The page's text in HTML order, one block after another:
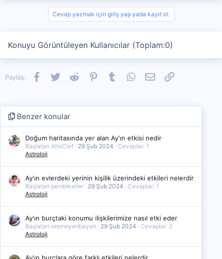
Cevap yazmak için giriş yap yada kayıt ol.
Konuyu Görüntüleyen Kullanıcılar (Toplam:0)
Paylaş: Facebook
TwitterReddit PinterestTumblrWhatsApp
E-postaLink
Benzer konular
Doğum haritasında yer alan Ay'ın etkisi nedir
Başlatan AltoClef 29 Şub 2024
Cevaplar: 1
Astroloji
Ay'ın evlerdeki yerinin kişilik üzerindeki etkileri nelerdir
Başlatan pembikeller 29 Şub 2024
Cevaplar: 1
Astroloji
Ay'ın burçtaki konumu ilişkilerimize nasıl etki eder
Başlatan oremeyenbayan 29 Şub 2024
Cevaplar: 2
Astroloji